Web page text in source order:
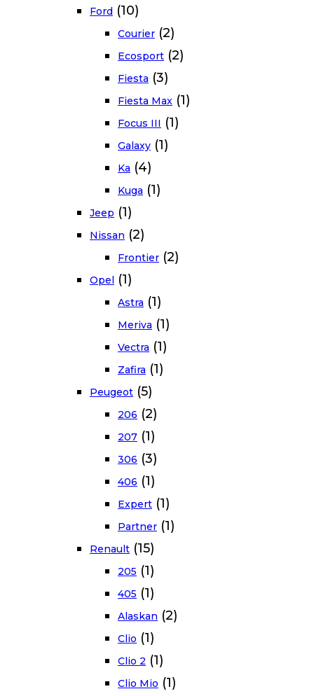
Ford (10)
Courier (2)
Ecosport (2)
Fiesta (3)
Fiesta Max (1)
Focus III (1)
Galaxy (1)
Ka (4)
Kuga (1)
Jeep (1)
Nissan (2)
Frontier (2)
Opel (1)
Astra (1)
Meriva (1)
Vectra (1)
Zafira (1)
Peugeot (5)
206 (2)
207 (1)
306 (3)
406 (1)
Expert (1)
Partner (1)
Renault (15)
205 (1)
405 (1)
Alaskan (2)
Clio (1)
Clio 2 (1)
Clio Mio (1)